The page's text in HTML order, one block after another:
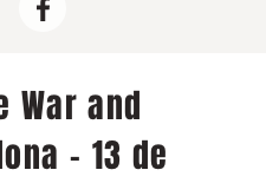
War and
- 13 de